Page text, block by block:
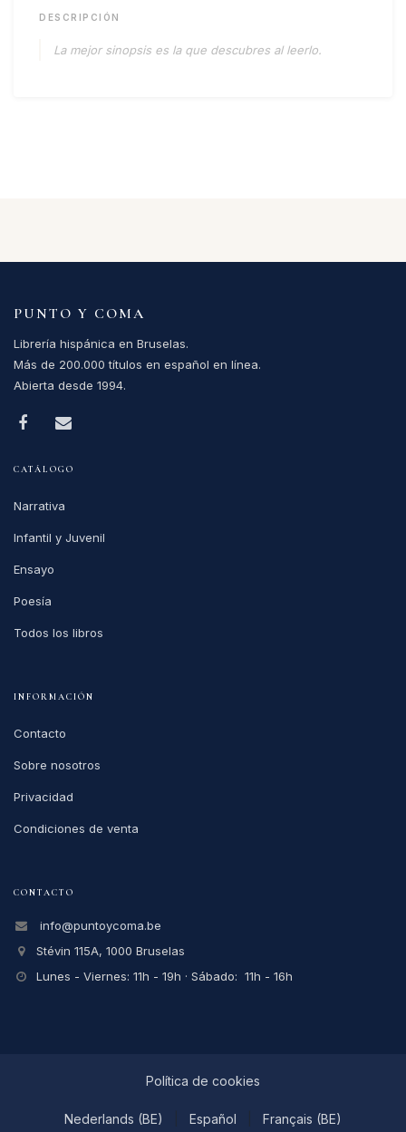
DESCRIPCIÓN
La mejor sinopsis es la que descubres al leerlo.
PUNTO Y COMA
Librería hispánica en Bruselas.
Más de 200.000 títulos en español en línea.
Abierta desde 1994.
CATÁLOGO
Narrativa
Infantil y Juvenil
Ensayo
Poesía
Todos los libros
INFORMACIÓN
Contacto
Sobre nosotros
Privacidad
Condiciones de venta
CONTACTO
info@puntoycoma.be
Stévin 115A, 1000 Bruselas
Lunes - Viernes: 11h - 19h · Sábado: 11h - 16h
Política de cookies
Nederlands (BE) Español Français (BE)